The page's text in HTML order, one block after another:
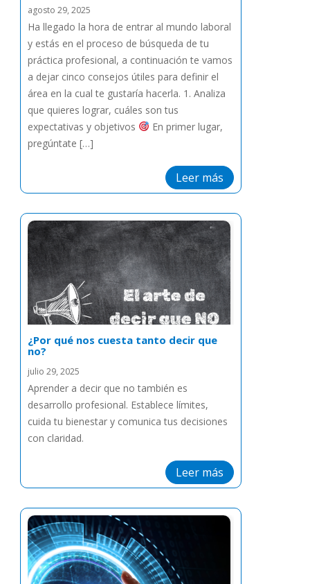
agosto 29, 2025
Ha llegado la hora de entrar al mundo laboral
y estás en el proceso de búsqueda de tu
práctica profesional, a continuación te vamos
a dejar cinco consejos útiles para definir el
área en la cual te gustaría hacerla. 1. Analiza
que quieres lograr, cuáles son tus
expectativas y objetivos
En primer lugar,
pregúntate […]
Leer más
¿Por qué nos cuesta tanto decir que
no?
julio 29, 2025
Aprender a decir que no también es
desarrollo profesional. Establece límites,
cuida tu bienestar y comunica tus decisiones
con claridad.
Leer más